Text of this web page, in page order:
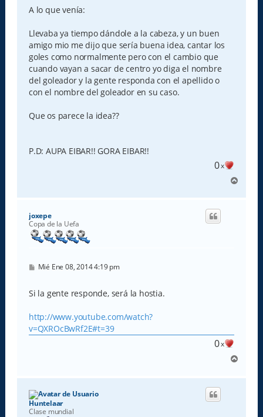
A lo que venía:
Llevaba ya tiempo dándole a la cabeza, y un buen
amigo mio me dijo que sería buena idea, cantar los
goles como normalmente pero con el cambio que
cuando vayan a sacar de centro yo diga el nombre
del goleador y la gente responda con el apellido o
con el nombre del goleador en su caso.
Que os parece la idea??
P.D: AUPA EIBAR!! GORA EIBAR!!
0x
r
joxepe
Copa de la Uefa
M
s
a
e
Mié Ene 08, 2014 4:19 pm
Si la gente responde, será la hostia.
http://www.youtube.com/watch?
v=QXROcBwRf2E#t=39
0x
r
Huntelaar
Clase mundial